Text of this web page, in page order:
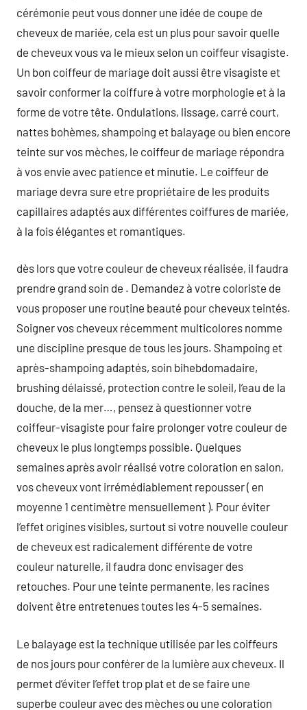
cérémonie peut vous donner une idée de coupe de
cheveux de mariée, cela est un plus pour savoir quelle
de cheveux vous va le mieux selon un coiffeur visagiste.
Un bon coiffeur de mariage doit aussi être visagiste et
savoir conformer la coiffure à votre morphologie et à la
forme de votre tête. Ondulations, lissage, carré court,
nattes bohèmes, shampoing et balayage ou bien encore
teinte sur vos mèches, le coiffeur de mariage répondra
à vos envie avec patience et minutie. Le coiffeur de
mariage devra sure etre propriétaire de les produits
capillaires adaptés aux différentes coiffures de mariée,
à la fois élégantes et romantiques.
dès lors que votre couleur de cheveux réalisée, il faudra
prendre grand soin de . Demandez à votre coloriste de
vous proposer une routine beauté pour cheveux teintés.
Soigner vos cheveux récemment multicolores nomme
une discipline presque de tous les jours. Shampoing et
après-shampoing adaptés, soin bihebdomadaire,
brushing délaissé, protection contre le soleil, l’eau de la
douche, de la mer…, pensez à questionner votre
coiffeur-visagiste pour faire prolonger votre couleur de
cheveux le plus longtemps possible. Quelques
semaines après avoir réalisé votre coloration en salon,
vos cheveux vont irrémédiablement repousser ( en
moyenne 1 centimètre mensuellement ). Pour éviter
l’effet origines visibles, surtout si votre nouvelle couleur
de cheveux est radicalement différente de votre
couleur naturelle, il faudra donc envisager des
retouches. Pour une teinte permanente, les racines
doivent être entretenues toutes les 4-5 semaines.
Le balayage est la technique utilisée par les coiffeurs
de nos jours pour conférer de la lumière aux cheveux. Il
permet d’éviter l’effet trop plat et de se faire une
superbe couleur avec des mèches ou une coloration